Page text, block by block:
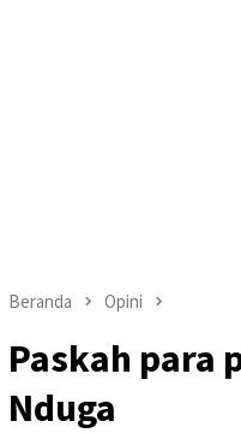
Beranda Opini
Paskah para
Nduga